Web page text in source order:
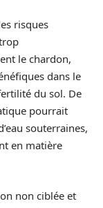
risques
le chardon,
dans le
du sol. De
pourrait
souterraines,
en matière
non ciblée et